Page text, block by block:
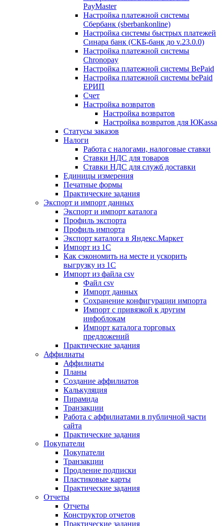
PayMaster
Настройка платежной системы
Сбербанк (sberbankonline)
Настройка системы быстрых платежей
Синара банк (СКБ-банк до v.23.0.0)
Настройка платежной системы
Chronopay
Настройка платежной системы BePaid
Настройка платежной системы bePaid
ЕРИП
Счет
Настройка возвратов
Настройка возвратов
Настройка возвратов для ЮKassa
Статусы заказов
Налоги
Работа с налогами, налоговые ставки
Ставки НДС для товаров
Ставки НДС для служб доставки
Единицы измерения
Печатные формы
Практические задания
Экспорт и импорт данных
Экспорт и импорт каталога
Профиль экспорта
Профиль импорта
Экспорт каталога в Яндекс.Маркет
Импорт из 1С
Как сэкономить на месте и ускорить
выгрузку из 1С
Импорт из файла csv
Файл csv
Импорт данных
Сохранение конфигурации импорта
Импорт с привязкой к другим
инфоблокам
Импорт каталога торговых
предложений
Практические задания
Аффилиаты
Аффилиаты
Планы
Создание аффилиатов
Калькуляция
Пирамида
Транзакции
Работа с аффилиатами в публичной части
сайта
Практические задания
Покупатели
Покупатели
Транзакции
Продление подписки
Пластиковые карты
Практические задания
Отчеты
Отчеты
Конструктор отчетов
Практические задания